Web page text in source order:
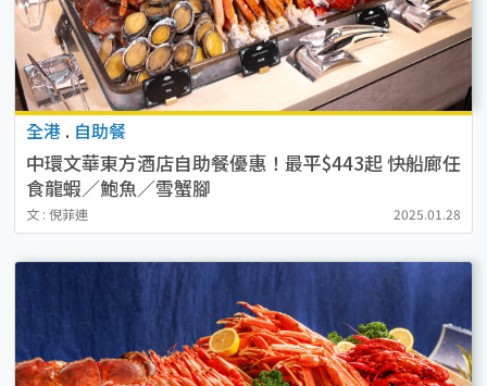
全港 . 自助餐
中環文華東方酒店自助餐優惠！最平$443起 快船廊任
食龍蝦／鮑魚／雪蟹腳
文 : 倪菲連 2025.01.28